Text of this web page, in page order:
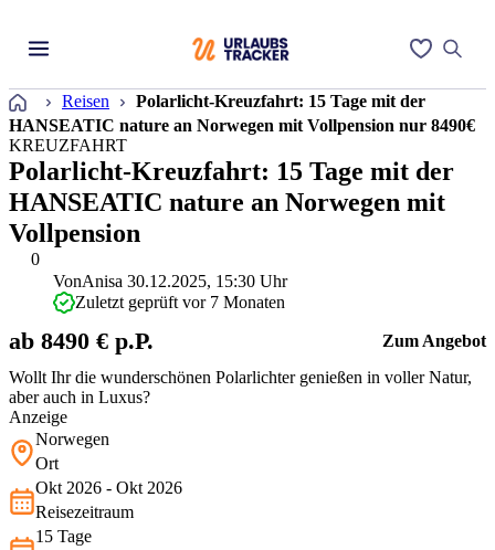
Startseite
Reisen
Polarlicht-Kreuzfahrt: 15 Tage mit der
HANSEATIC nature an Norwegen mit Vollpension nur 8490€
0
KREUZFAHRT
Polarlicht-Kreuzfahrt: 15 Tage mit der
HANSEATIC nature an Norwegen mit
Vollpension
Wollt Ihr die wunderschönen Polarlichter genießen in voller Natur,
aber auch in Luxus?
VonAnisa 30.12.2025, 15:30 Uhr
Zuletzt geprüft vor 7 Monaten
ab 8490 € p.P. Zum Angebot
Anzeige
Norwegen
Ort
Okt 2026 - Okt 2026
Reisezeitraum
15 Tage